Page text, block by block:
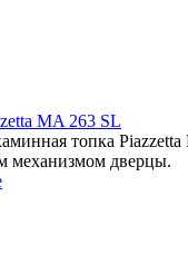
MA 263 SL
топка
механизмом дверцы.